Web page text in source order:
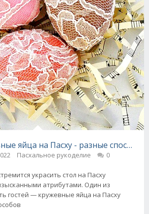
яйца на Пасху - разные способы
Пасхальное рукоделие 0
украсить стол на Пасху
атрибутами. Один из
гостей — кружевные яйца на Пасху